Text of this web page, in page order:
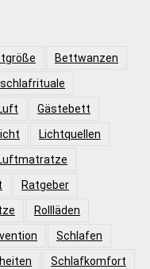
Bettwanzen
Gästebett
Lichtquellen
Ratgeber
Rollläden
Schlafen
Schlafkomfort